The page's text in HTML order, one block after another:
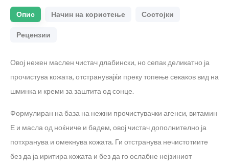
Опис Начин на користење Состојки
Рецензии
Овој нежен маслен чистач длабински, но сепак деликатно ја
прочистува кожата, отстранувајќи преку топење секаков вид на
шминка и креми за заштита од сонце.
Формулиран на база на нежни прочистувачки агенси, витамин
Е и масла од ноќниче и бадем, овој чистач дополнително ја
потхранува и омекнува кожата. Ги отстранува нечистотиите
без да ја иритира кожата и без да го ослабне нејзиниот